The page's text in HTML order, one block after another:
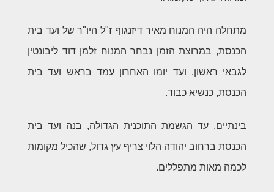
מתחלה היה המנוח מאיר דיזנגוף ז"ל היו"ר של ועד בית
הכנסת, במרוצת הזמן נבחר המנוח זלמן דוד ליבונטין
לגבאי ראשון, ועד יומו האחרון עמד בראש ועד בית
הכנסת, כנשיא כבוד.
בינתיים, עד הגשמת התוכנית הגדולה, בנה ועד בית
הכנסת ברחוב יהודה הלוי צריף עץ גדול, שהכיל מקומות
לכמה מאות מתפללים.